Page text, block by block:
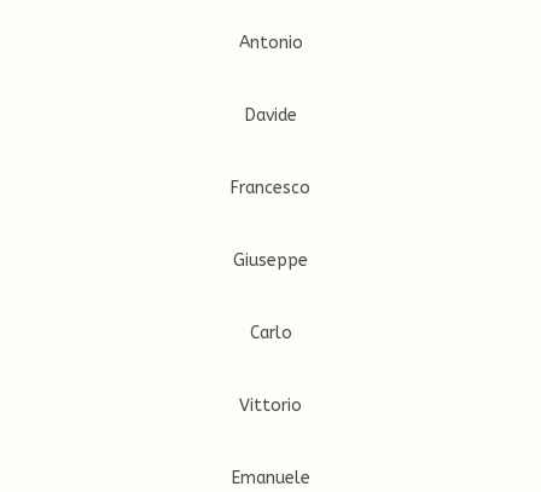
Antonio
Davide
Francesco
Giuseppe
Carlo
Vittorio
Emanuele